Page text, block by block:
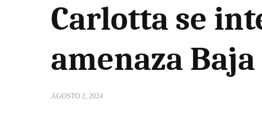
Carlotta se
amenaza
AGOSTO 2, 2024